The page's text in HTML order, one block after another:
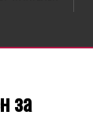
за